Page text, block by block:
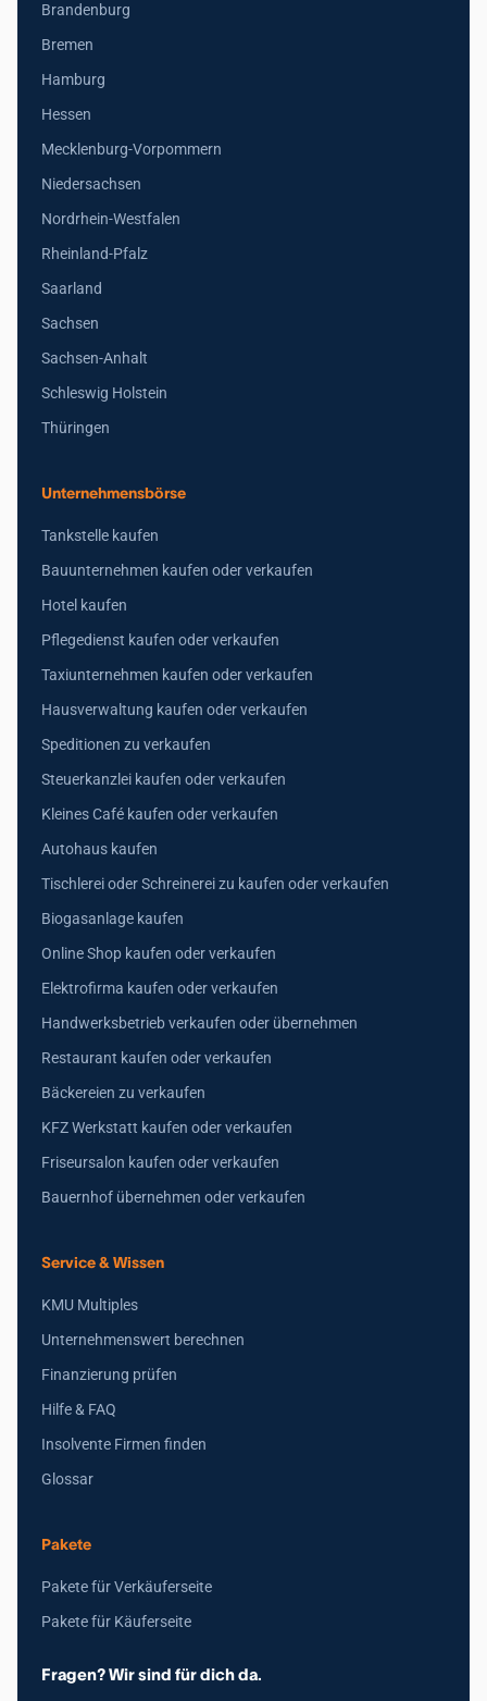
Brandenburg
Bremen
Hamburg
Hessen
Mecklenburg-Vorpommern
Niedersachsen
Nordrhein-Westfalen
Rheinland-Pfalz
Saarland
Sachsen
Sachsen-Anhalt
Schleswig Holstein
Thüringen
Unternehmensbörse
Tankstelle kaufen
Bauunternehmen kaufen oder verkaufen
Hotel kaufen
Pflegedienst kaufen oder verkaufen
Taxiunternehmen kaufen oder verkaufen
Hausverwaltung kaufen oder verkaufen
Speditionen zu verkaufen
Steuerkanzlei kaufen oder verkaufen
Kleines Café kaufen oder verkaufen
Autohaus kaufen
Tischlerei oder Schreinerei zu kaufen oder verkaufen
Biogasanlage kaufen
Online Shop kaufen oder verkaufen
Elektrofirma kaufen oder verkaufen
Handwerksbetrieb verkaufen oder übernehmen
Restaurant kaufen oder verkaufen
Bäckereien zu verkaufen
KFZ Werkstatt kaufen oder verkaufen
Friseursalon kaufen oder verkaufen
Bauernhof übernehmen oder verkaufen
Service & Wissen
KMU Multiples
Unternehmenswert berechnen
Finanzierung prüfen
Hilfe & FAQ
Insolvente Firmen finden
Glossar
Pakete
Pakete für Verkäuferseite
Pakete für Käuferseite
Fragen? Wir sind für dich da.